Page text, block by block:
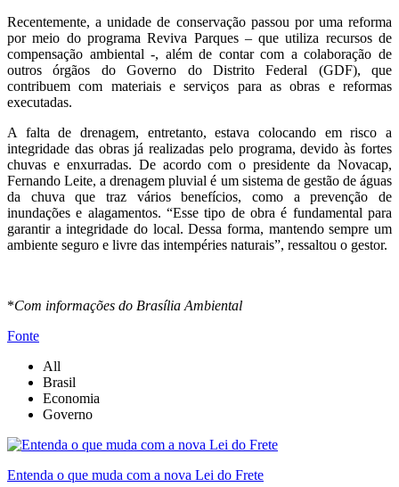
Recentemente, a unidade de conservação passou por uma reforma
por meio do programa Reviva Parques – que utiliza recursos de
compensação ambiental -, além de contar com a colaboração de
outros órgãos do Governo do Distrito Federal (GDF), que
contribuem com materiais e serviços para as obras e reformas
executadas.
A falta de drenagem, entretanto, estava colocando em risco a
integridade das obras já realizadas pelo programa, devido às fortes
chuvas e enxurradas. De acordo com o presidente da Novacap,
Fernando Leite, a drenagem pluvial é um sistema de gestão de águas
da chuva que traz vários benefícios, como a prevenção de
inundações e alagamentos. “Esse tipo de obra é fundamental para
garantir a integridade do local. Dessa forma, mantendo sempre um
ambiente seguro e livre das intempéries naturais”, ressaltou o gestor.
*Com informações do Brasília Ambiental
Fonte
All
Brasil
Economia
Governo
Entenda o que muda com a nova Lei do Frete